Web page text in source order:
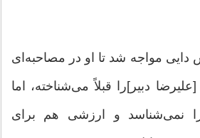
دایی مواجه شد تا او در مصاحبه‌ای
دبیر]را قبلاً می‌شناخته، اما
نمی‌شناسد و ارزشی هم برای